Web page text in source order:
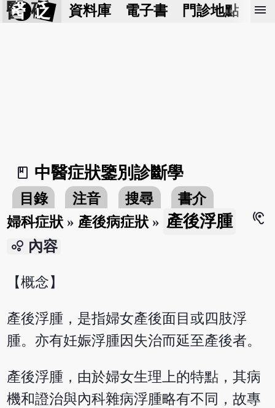
醫 砭 資料庫 電子書 門診地點 預
menu
book_2
中醫症狀鑒別診斷學
目錄 注音 搜尋
書介
婦科症狀 » 產後病症狀 » 產後浮腫
hearing
bubble_chart 內容
【概念】
產後浮腫，是指婦女產後面目或四肢浮
腫。亦有妊娠浮腫因失治而延至產後者。
產後浮腫，由於婦女生理上的特點，其病
機和證治與內科雜病浮腫略有不同，故專